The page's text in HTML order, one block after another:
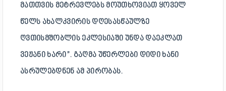
ᲛᲐᲗᲗᲕᲘᲡ ᲛᲔᲢᲠᲔᲕᲚᲔᲑᲡ ᲛᲝᲣᲗᲮᲝᲕᲘᲐᲗ ᲧᲝᲕᲔᲚ
ᲬᲔᲚᲡ ᲐᲮᲐᲚᲙᲕᲘᲠᲘᲡ ᲓᲦᲔᲡᲐᲡᲬᲐᲣᲚᲖᲔ
ᲦᲕᲗᲘᲡᲛᲨᲝᲑᲚᲘᲡ ᲔᲙᲚᲔᲡᲘᲐᲨᲘ ᲣᲜᲓᲐ ᲓᲐᲔᲙᲚᲐᲗ
ᲕᲔᲟᲐᲜᲘ ᲮᲐᲠᲘ”. ᲒᲐᲦᲛᲐ ᲣᲬᲔᲠᲚᲔᲑᲘ ᲓᲘᲓᲘ ᲮᲐᲜᲘ
ᲐᲡᲠᲣᲚᲔᲑᲓᲜᲔᲜ ᲐᲛ ᲞᲘᲠᲝᲑᲐᲡ.